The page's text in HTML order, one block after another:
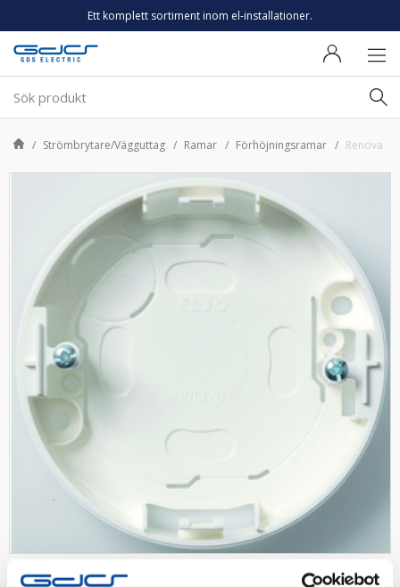
Ett komplett sortiment inom el-installationer.
Strömbrytare/Vägguttag Ramar Förhöjningsramar Renova